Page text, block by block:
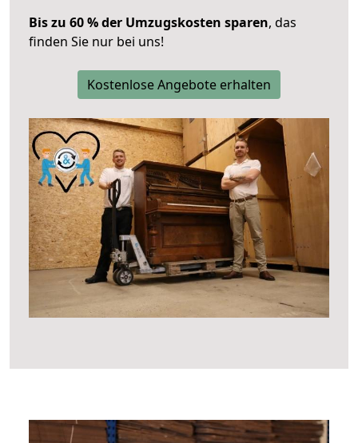
Bis zu 60 % der Umzugskosten sparen, das
finden Sie nur bei uns!
Kostenlose Angebote erhalten